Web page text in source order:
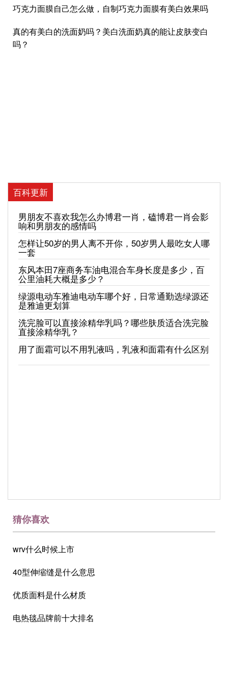
巧克力面膜自己怎么做，自制巧克力面膜有美白效果吗
真的有美白的洗面奶吗？美白洗面奶真的能让皮肤变白
吗？
百科更新
男朋友不喜欢我怎么办博君一肖，磕博君一肖会影
响和男朋友的感情吗
怎样让50岁的男人离不开你，50岁男人最吃女人哪
一套
东风本田7座商务车油电混合车身长度是多少，百
公里油耗大概是多少？
绿源电动车雅迪电动车哪个好，日常通勤选绿源还
是雅迪更划算
洗完脸可以直接涂精华乳吗？哪些肤质适合洗完脸
直接涂精华乳？
用了面霜可以不用乳液吗，乳液和面霜有什么区别
猜你喜欢
wrv什么时候上市
40型伸缩缝是什么意思
优质面料是什么材质
电热毯品牌前十大排名